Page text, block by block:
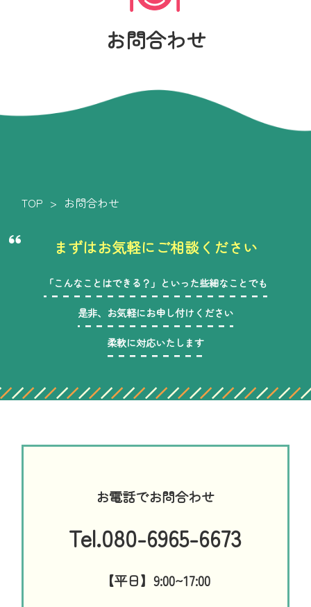
お問合わせ
TOP お問合わせ
まずはお気軽にご相談ください
「こんなことはできる？」といった些細なことでも
是非、お気軽にお申し付けください
柔軟に対応いたします
お電話でお問合わせ
Tel.080-6965-6673
【平日】9:00~17:00